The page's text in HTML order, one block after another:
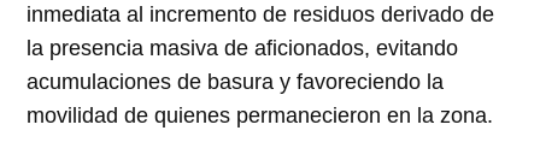
inmediata al incremento de residuos derivado de
la presencia masiva de aficionados, evitando
acumulaciones de basura y favoreciendo la
movilidad de quienes permanecieron en la zona.